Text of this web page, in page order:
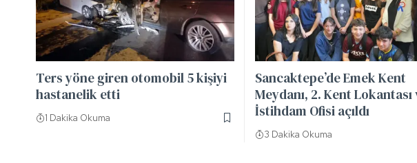
Ters yöne giren otomobil 5 kişiyi
hastanelik etti
1 Dakika Okuma
Sancaktepe’de Emek Kent
Meydanı, 2. Kent Lokantası
İstihdam Ofisi açıldı
3 Dakika Okuma